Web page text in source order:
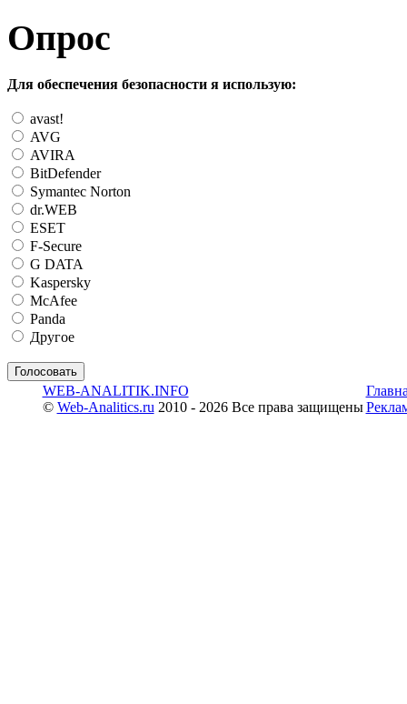
Опрос
Для обеспечения безопасности я использую:
avast!
AVG
AVIRA
BitDefender
Symantec Norton
dr.WEB
ESET
F-Secure
G DATA
Kaspersky
McAfee
Panda
Другое
WEB-ANALITIK.INFO
© Web-Analitics.ru 2010 - 2026 Все права защищены